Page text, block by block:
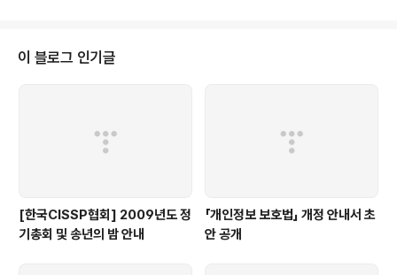
한국과학기술회관 국제회의장 중회의실(약도) * 주차안내 : 2시간 무료 이후 1
0분당 500원 3.참가비용 : 유료 10,000원 (연간유료회원은 무료)* 당일..
이 블로그 인기글
[한국CISSP협회] 2009년도 정
기총회 및 송년의 밤 안내
「개인정보 보호법」 개정 안내서 초
안 공개